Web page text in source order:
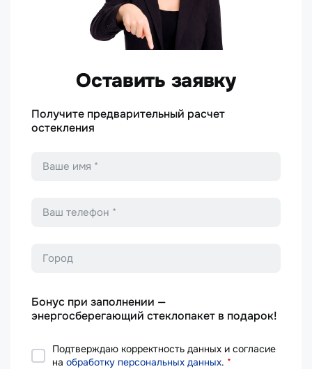
Оставить заявку
Получите предварительный расчет
остекления
Имя
Телефон
Город
Бонус при заполнении —
энергосберегающий стеклопакет в подарок!
Подтверждаю корректность данных и согласие
на обработку персональных данных. *